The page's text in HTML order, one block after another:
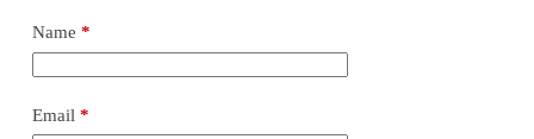
Name *
Email *